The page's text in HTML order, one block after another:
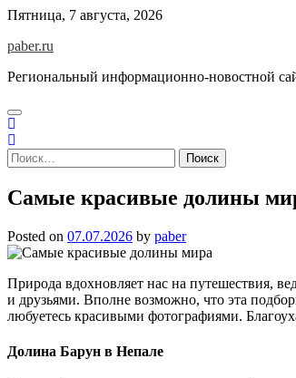
Skip
content
Пятница, 7 августа, 2026
paber.ru
Региональный информационно-новостной
Найти:
Самые красивые долины
Posted on 07.07.2026 by paber
Природа вдохновляет нас на путешествия,
и друзьями. Вполне возможно, что эта
любуетесь красивыми фотографиями.
Долина Барун в Непале